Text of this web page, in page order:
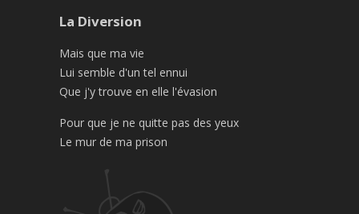
La Diversion
Mais que ma vie
Lui semble d'un tel ennui
Que j'y trouve en elle l'évasion
Pour que je ne quitte pas des yeux
Le mur de ma prison